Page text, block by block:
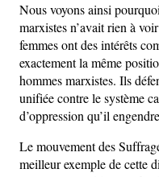
Nous voyons ainsi
marxistes n’avait rien à
femmes ont des intérêts
exactement la même
hommes marxistes. Ils
unifiée contre le système
d’oppression qu’il
Le mouvement des
meilleur exemple de cette